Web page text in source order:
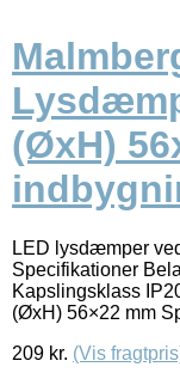
(ØxH)
LED lysdæmper
Specifikationer
Kapslingsklass
(ØxH) 56×22 mm
209 kr. (Vis